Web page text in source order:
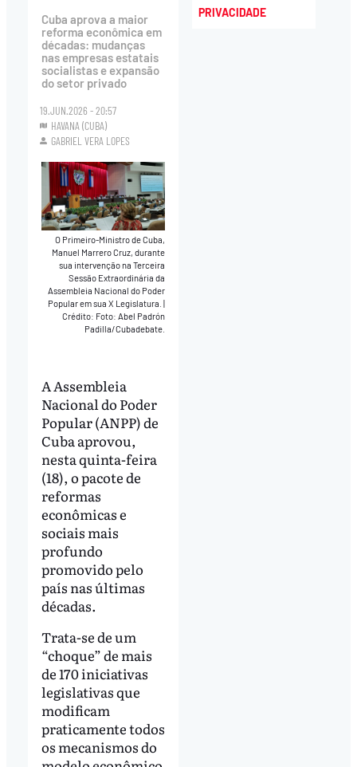
Cuba aprova a maior
reforma econômica em
décadas: mudanças
nas empresas estatais
socialistas e expansão
do setor privado
19.JUN.2026 - 20:57
HAVANA (CUBA)
GABRIEL VERA LOPES
O Primeiro-Ministro de Cuba,
Manuel Marrero Cruz, durante
sua intervenção na Terceira
Sessão Extraordinária da
Assembleia Nacional do Poder
Popular em sua X Legislatura.|
Crédito: Foto: Abel Padrón
Padilla/Cubadebate.
A Assembleia
Nacional do Poder
Popular (ANPP) de
Cuba aprovou,
nesta quinta-feira
(18), o pacote de
reformas
econômicas e
sociais mais
profundo
promovido pelo
país nas últimas
décadas.
Trata-se de um
“choque” de mais
de 170 iniciativas
legislativas que
modificam
praticamente todos
os mecanismos do
PRIVACIDADE